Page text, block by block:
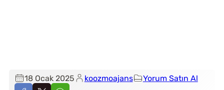
18 Ocak 2025 koozmoajans Yorum Satın Al